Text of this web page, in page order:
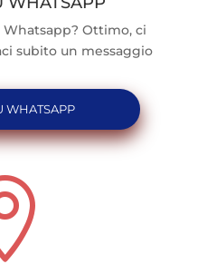
Ottimo, ci
subito un messaggio
WHATSAPP